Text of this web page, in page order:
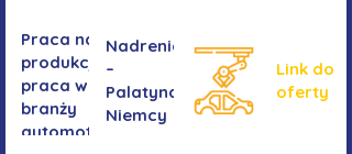
Praca na
produkcji -
praca w
branży
automotive
Nadrenia
–
Palatynat,
Niemcy
Link do
oferty